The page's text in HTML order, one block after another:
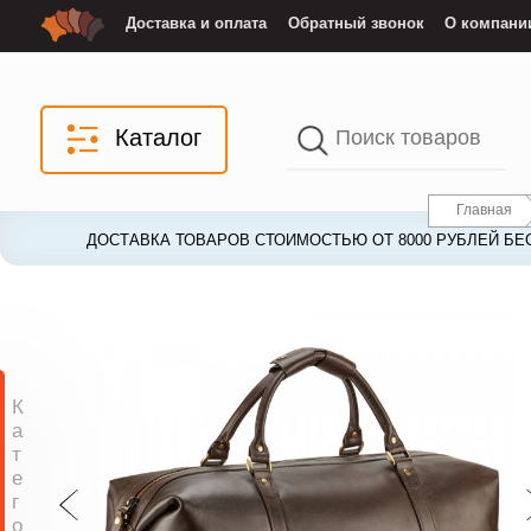
Доставка и оплата Обратный звонок О
Каталог
Главная
ДОСТАВКА ТОВАРОВ СТОИМОСТЬЮ ОТ 8000 РУБЛЕЙ
ДОСТАВКА ТОВАРОВ СТОИМОСТЬЮ ОТ 8000 РУБЛЕЙ
К
а
т
е
г
о